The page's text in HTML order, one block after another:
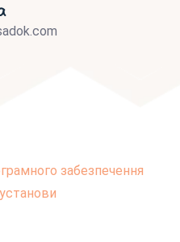
забезпечення